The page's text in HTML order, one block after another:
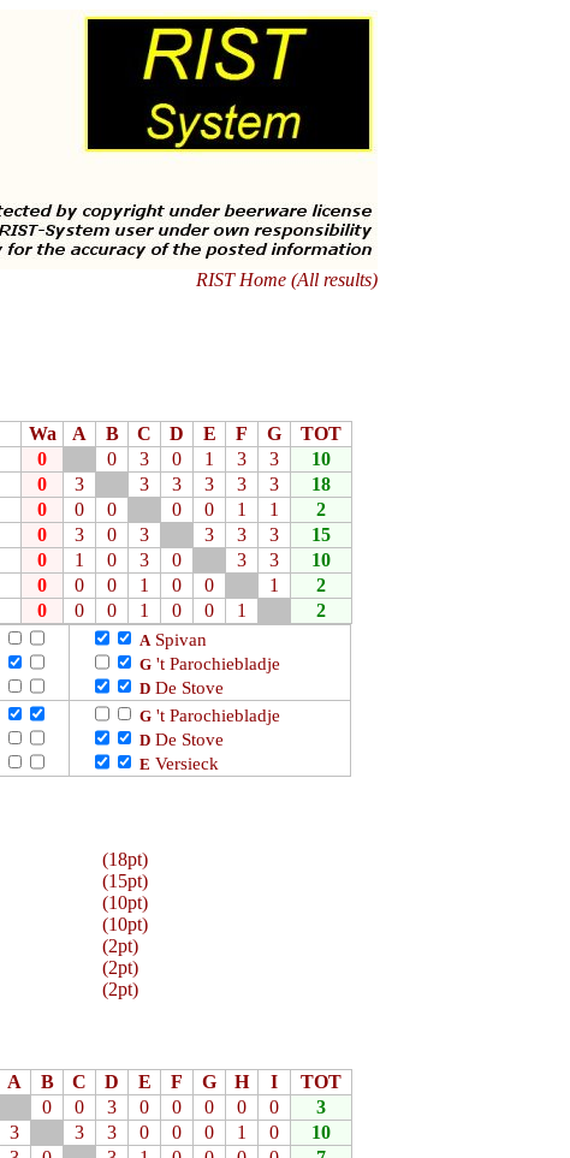
RIST Home (All results)
Wa A B C D E F G
TOT
0 0 3 0 1 3 3
10
0 3 3 3 3 3 3
18
0 0 0 0 0 1 1
2
0 3 0 3 3 3 3
15
0 1 0 3 0 3 3
10
0 0 0 1 0 0 1
2
0 0 0 1 0 0 1 2
A Spivan
G 't Parochiebladje
D De Stove
G 't Parochiebladje
D De Stove
E Versieck
(18pt)
(15pt)
(10pt)
(10pt)
(2pt)
(2pt)
(2pt)
A B C D E F G H I
TOT
0 0 3 0 0 0 0 0
3
3 3 3 0 0 0 1 0
10